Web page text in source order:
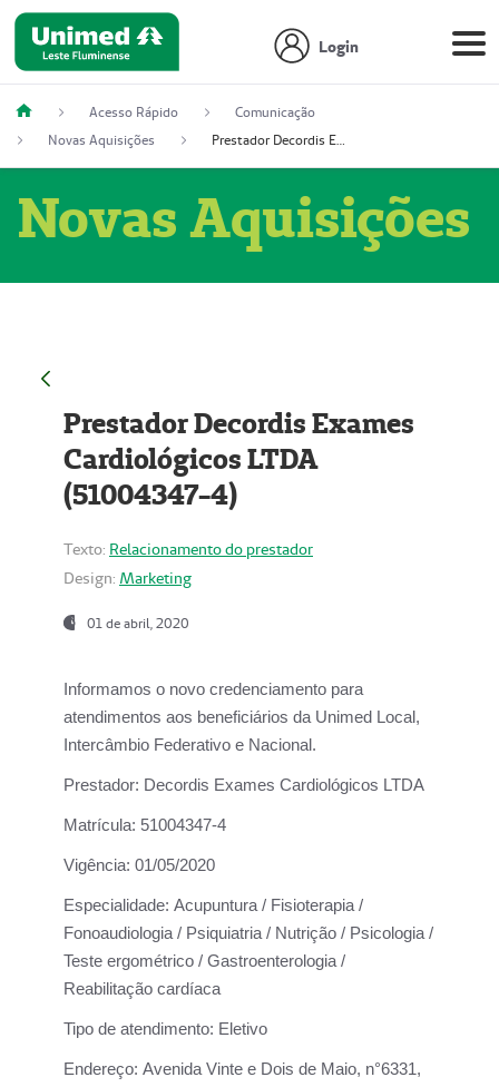
Login
Acesso Rápido
Comunicação
Novas Aquisições
Prestador Decordis Exames Cardiológicos LTDA (51004347-4)
Novas Aquisições
Prestador Decordis Exames
Cardiológicos LTDA
(51004347-4)
Texto: Relacionamento do prestador
Design: Marketing
01 de abril, 2020
Informamos o novo credenciamento para
atendimentos aos beneficiários da Unimed Local,
Intercâmbio Federativo e Nacional.
Prestador: Decordis Exames Cardiológicos LTDA
Matrícula: 51004347-4
Vigência: 01/05/2020
Especialidade: Acupuntura / Fisioterapia /
Fonoaudiologia / Psiquiatria / Nutrição / Psicologia /
Teste ergométrico / Gastroenterologia /
Reabilitação cardíaca
Tipo de atendimento: Eletivo
Endereço: Avenida Vinte e Dois de Maio, n°6331,